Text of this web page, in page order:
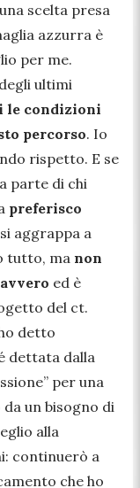
scelta presa
azzurra è
per me.
ultimi
le condizioni
percorso. Io
rispetto. E se
parte di chi
preferisco
aggrappa a
tutto, ma non
ed è
del ct.
detto
dettata dalla
per una
un bisogno di
alla
continuerò a
che ho